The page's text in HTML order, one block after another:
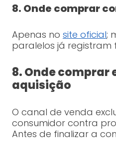
8. Onde comprar
Apenas no site oficial;
paralelos já registram
8. Onde comprar
aquisição
O canal de venda
consumidor contra
Antes de finalizar a